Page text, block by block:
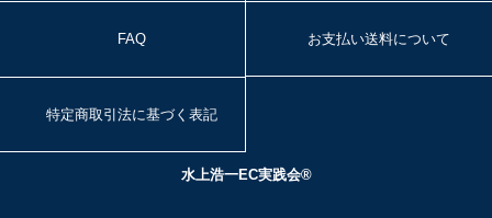
FAQ お支払い送料について
特定商取引法に基づく表記
水上浩一EC実践会®